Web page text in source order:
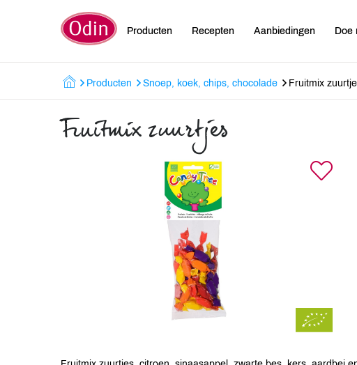
Producten Recepten Aanbiedingen Doe
Producten Snoep, koek, chips, chocolade Fruitmix
Fruitmix zuurtjes